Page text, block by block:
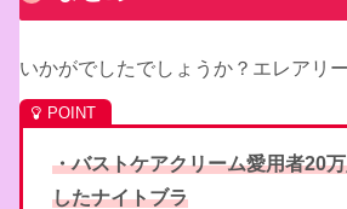
いかがでしたでしょうか？エレアリ
・バストケアクリーム愛用者20
したナイトブラ